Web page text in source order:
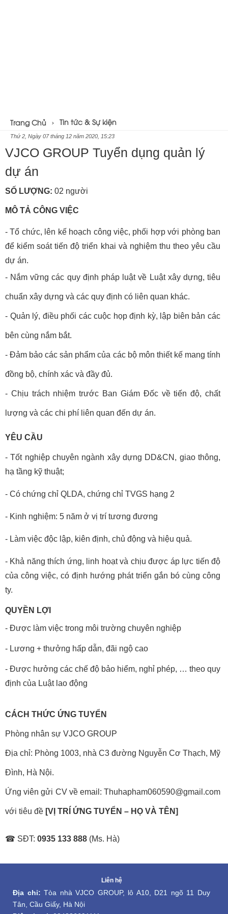
Trang Chủ Tin tức & Sự kiện
Thứ 2, Ngày 07 tháng 12 năm 2020, 15:23
VJCO GROUP Tuyển dụng quản lý
dự án
SỐ LƯỢNG: 02 người
MÔ TẢ CÔNG VIỆC
- Tổ chức, lên kế hoạch công việc, phối hợp với phòng ban
để kiểm soát tiến độ triển khai và nghiệm thu theo yêu cầu
dự án.
- Nắm vững các quy định pháp luật về Luật xây dựng, tiêu
chuẩn xây dựng và các quy định có liên quan khác.
- Quản lý, điều phối các cuộc họp định kỳ, lập biên bản các
bên cùng nắm bắt.
- Đảm bảo các sản phẩm của các bộ môn thiết kế mang tính
đồng bộ, chính xác và đầy đủ.
- Chịu trách nhiệm trước Ban Giám Đốc về tiến độ, chất
lượng và các chi phí liên quan đến dự án.
YÊU CẦU
- Tốt nghiệp chuyên ngành xây dựng DD&CN, giao thông,
hạ tầng kỹ thuật;
- Có chứng chỉ QLDA, chứng chỉ TVGS hạng 2
- Kinh nghiệm: 5 năm ở vị trí tương đương
- Làm việc độc lập, kiên định, chủ động và hiệu quả.
- Khả năng thích ứng, linh hoạt và chịu được áp lực tiến độ
của công việc, có định hướng phát triển gắn bó cùng công
ty.
QUYỀN LỢI
- Được làm việc trong môi trường chuyên nghiệp
- Lương + thưởng hấp dẫn, đãi ngộ cao
- Được hưởng các chế độ bảo hiểm, nghỉ phép, … theo quy
định của Luật lao động
CÁCH THỨC ỨNG TUYỂN
Phòng nhân sự VJCO GROUP
Địa chỉ: Phòng 1003, nhà C3 đường Nguyễn Cơ Thạch, Mỹ
Đình, Hà Nội.
Ứng viên gửi CV về email: Thuhapham060590@gmail.com
với tiêu đề [VỊ TRÍ ỨNG TUYỂN – HỌ VÀ TÊN]
☎ SĐT: 0935 133 888 (Ms. Hà)
Liên hệ
Địa chỉ: Tòa nhà VJCO GROUP, lô A10, D21 ngõ 11 Duy
Tân, Cầu Giấy, Hà Nội